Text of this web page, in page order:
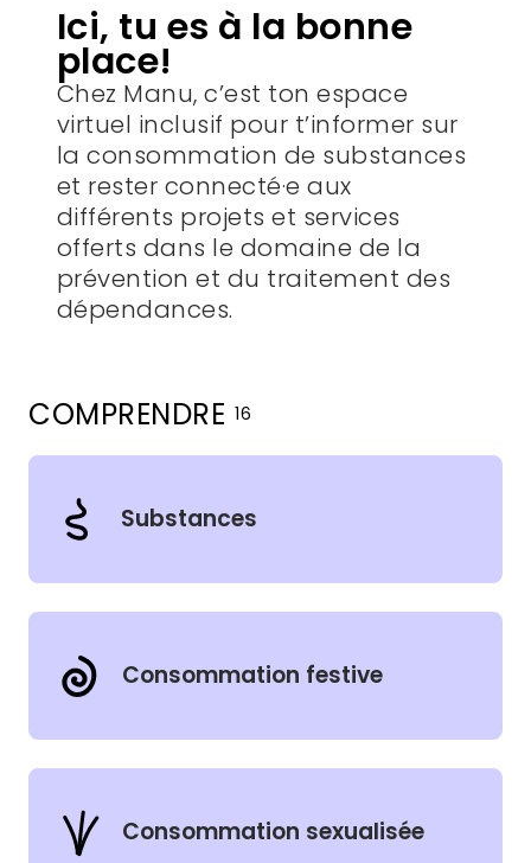
Ici, tu es à la bonne
place!
Chez Manu, c’est ton espace
virtuel inclusif pour t’informer sur
la consommation de substances
et rester connecté·e aux
différents projets et services
offerts dans le domaine de la
prévention et du traitement des
dépendances.
COMPRENDRE 16
Filtres
Sujets
Substances
Consommation festive
Consommation sexualisée